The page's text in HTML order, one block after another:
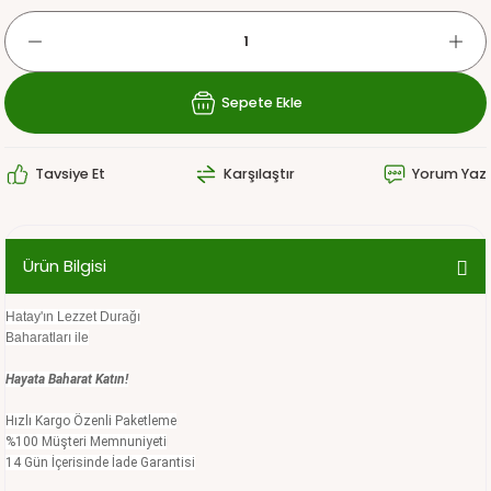
Sepete Ekle
Tavsiye Et Karşılaştır Yorum Yaz
Ürün Bilgisi
Hatay'ın Lezzet Durağı
Baharatları ile
Hayata Baharat Katın!
Hızlı Kargo Özenli Paketleme
%100 Müşteri Memnuniyeti
14 Gün İçerisinde İade Garantisi